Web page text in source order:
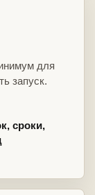
для
запуск.
сроки,